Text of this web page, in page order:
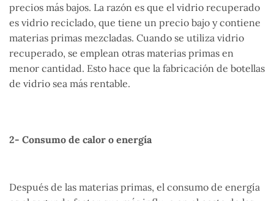
precios más bajos. La razón es que el vidrio recuperado
es vidrio reciclado, que tiene un precio bajo y contiene
materias primas mezcladas. Cuando se utiliza vidrio
recuperado, se emplean otras materias primas en
menor cantidad. Esto hace que la fabricación de botellas
de vidrio sea más rentable.
2- Consumo de calor o energía
Después de las materias primas, el consumo de energía